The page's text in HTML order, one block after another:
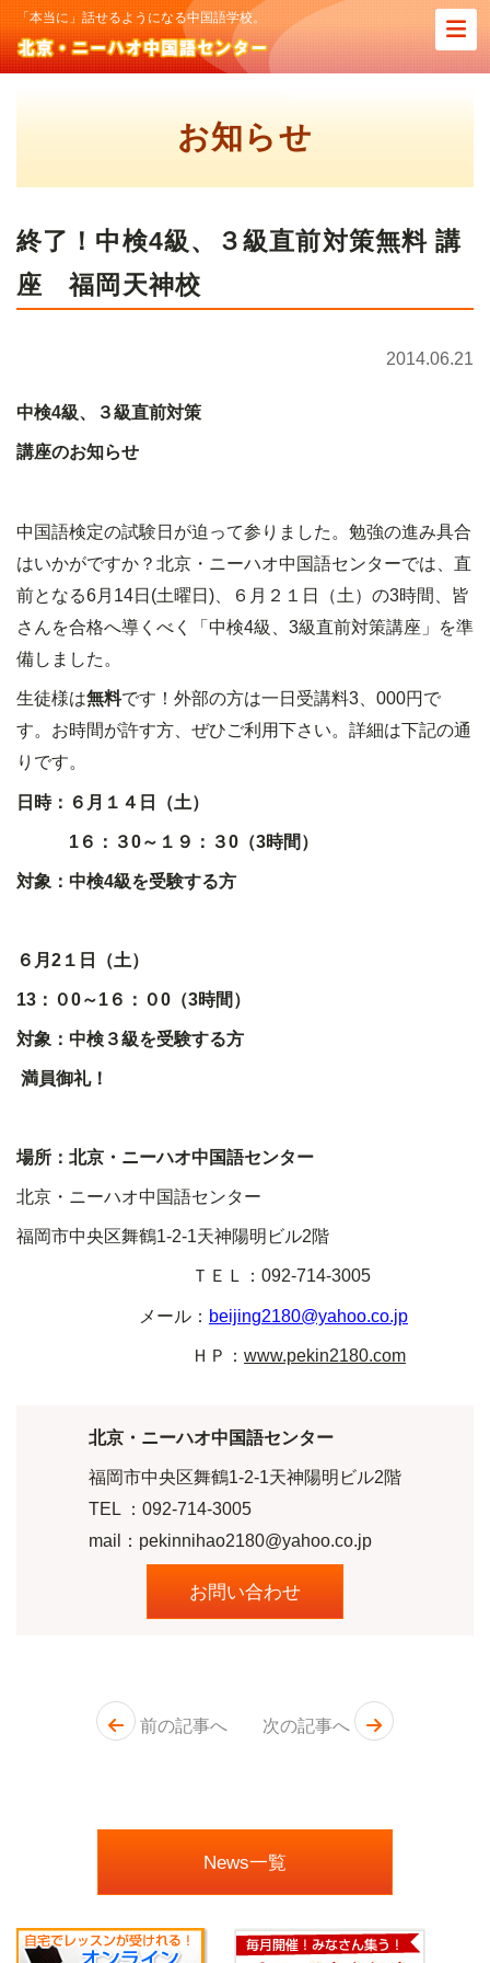
「本当に」話せるようになる中国語学校。
お知らせ
終了！中検4級、３級直前対策無料 講
座 福岡天神校
2014.06.21
中検4級、３級直前対策
講座のお知らせ
中国語検定の試験日が迫って参りました。勉強の進み具合
はいかがですか？北京・ニーハオ中国語センターでは、直
前となる6月 14日(土曜日) 、６月２１日（土）の3時間、皆
さんを合格へ導くべく「中検4級、 3級直前対策講座」を準
備しました。
生徒様は無料です！外部の方は一日受講料3 000円で
す。 お時間が許す方、ぜひご利用下さい。詳細は下記の通
りです。
日時：６月１４日（土）
1 ６：３0～１９：３0 （3時間）
対象：中検4級を受験する方
６月 2 １日（土）
13 ：０0～1 ６：０0 （3時間）
対象：中検３級を受験する方
満員御礼！
場所：北京・ニーハオ中国語センター
北京・ニーハオ中国語センター
福岡市中央区舞鶴1-2-1天神陽明ビル2階
ＴＥＬ： 092-714-3005
メール： beijing2180@yahoo.co.jp
ＨＰ： www.pekin2180.com
北京・ニーハオ中国語センター
福岡市中央区舞鶴1-2-1天神陽明ビル2階
TEL ： 092-714-3005
mail：pekinnihao2180@yahoo.co.jp
お問い合わせ
前の記事へ 次の記事へ
News一覧